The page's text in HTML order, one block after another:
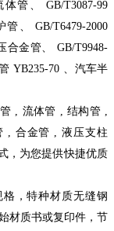
体管、
GB/T3087-99
管、
GB/T6479-2000
合金管、
GB/T9948-
YB235-70
、汽车半
流体管 结构管
合金管
液压支柱
，为您提供快捷优质
，特种材质无缝钢
材质书或复印件，节